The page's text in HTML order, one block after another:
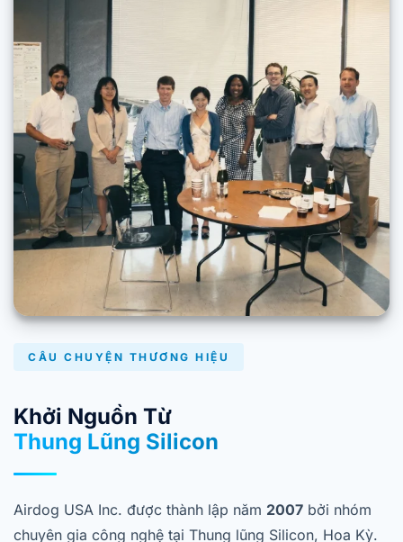
CÂU CHUYỆN THƯƠNG HIỆU
Khởi Nguồn Từ
Thung Lũng Silicon
Airdog USA Inc. được thành lập năm 2007 bởi nhóm
chuyên gia công nghệ tại Thung lũng Silicon, Hoa Kỳ.